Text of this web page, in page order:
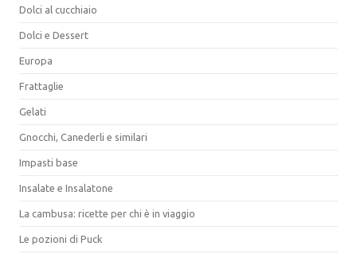
Dolci al cucchiaio
Dolci e Dessert
Europa
Frattaglie
Gelati
Gnocchi, Canederli e similari
Impasti base
Insalate e Insalatone
La cambusa: ricette per chi è in viaggio
Le pozioni di Puck